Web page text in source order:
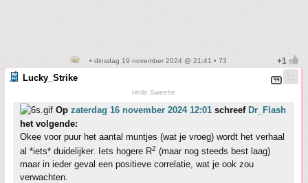
• dinsdag 19 november 2024 @ 21:41 • 73
Lucky_Strike
Hello Sweetie
Op zaterdag 16 november 2024 12:01 schreef Dr_Flash
het volgende:
Okee voor puur het aantal muntjes (wat je vroeg) wordt het verhaal
al *iets* duidelijker. Iets hogere R2 (maar nog steeds best laag)
maar in ieder geval een positieve correlatie, wat je ook zou
verwachten.